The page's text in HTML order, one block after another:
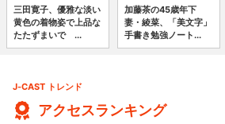
三田寛子、優雅な淡い
黄色の着物姿で上品な
たたずまいで ...
加藤茶の45歳年下
妻・綾菜、「美文字」
手書き勉強ノート...
J-CAST トレンド
アクセスランキング